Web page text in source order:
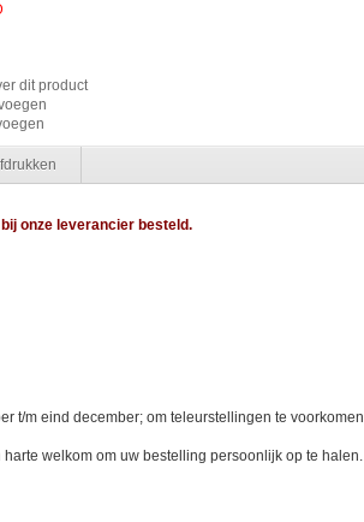
dit product
onze leverancier besteld.
t/m eind december; om teleurstellingen te voorkomen
welkom om uw bestelling persoonlijk op te halen.